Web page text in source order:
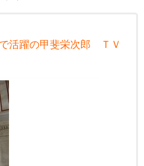
活躍の甲斐栄次郎 ＴＶ